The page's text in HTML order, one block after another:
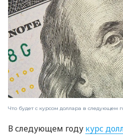
Что будет с курсом доллара в следующем
В следующем году курс